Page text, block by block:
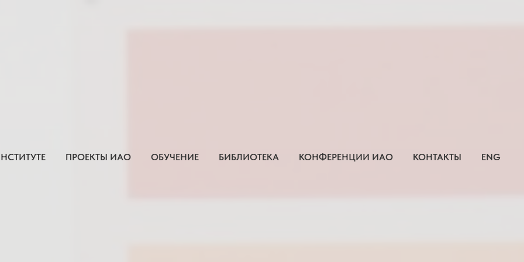
ПРОЕКТЫ ИАО ОБУЧЕНИЕ БИБЛИОТЕКА КОНФЕРЕНЦИИ ИАО КОНТАКТЫ ENG